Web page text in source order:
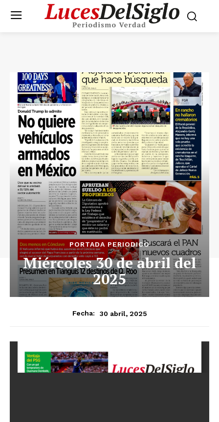
PORTADA PERIODICO
Miércoles 30 de abril del
2025
Fecha: 30 abril, 2025